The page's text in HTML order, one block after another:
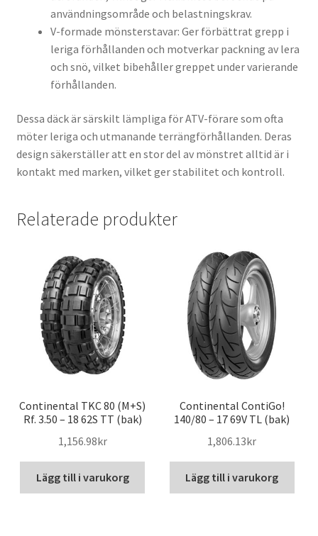
användningsområde och belastningskrav.
V-formade mönsterstavar: Ger förbättrat grepp i
leriga förhållanden och motverkar packning av lera
och snö, vilket bibehåller greppet under varierande
förhållanden.
Dessa däck är särskilt lämpliga för ATV-förare som ofta
möter leriga och utmanande terrängförhållanden. Deras
design säkerställer att en stor del av mönstret alltid är i
kontakt med marken, vilket ger stabilitet och kontroll.
Relaterade produkter
Continental TKC 80 (M+S)
Rf. 3.50 – 18 62S TT (bak)
1,156.98kr
Lägg till i varukorg
Continental ContiGo!
140/80 – 17 69V TL (bak)
1,806.13kr
Lägg till i varukorg